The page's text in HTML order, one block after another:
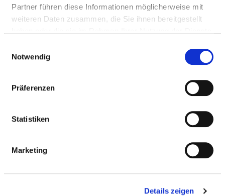
Partner führen diese Informationen möglicherweise mit
weiteren Daten zusammen, die Sie ihnen bereitgestellt
Notwendig
Präferenzen
Statistiken
Marketing
Details zeigen
Ein/e Hygienebeauftragte/r wurde nicht
eingerichtet
HYGIENEKOMMISSION
HYGIENEPERSONAL
HYGIENESTANDARD ZVK UND WEITERE